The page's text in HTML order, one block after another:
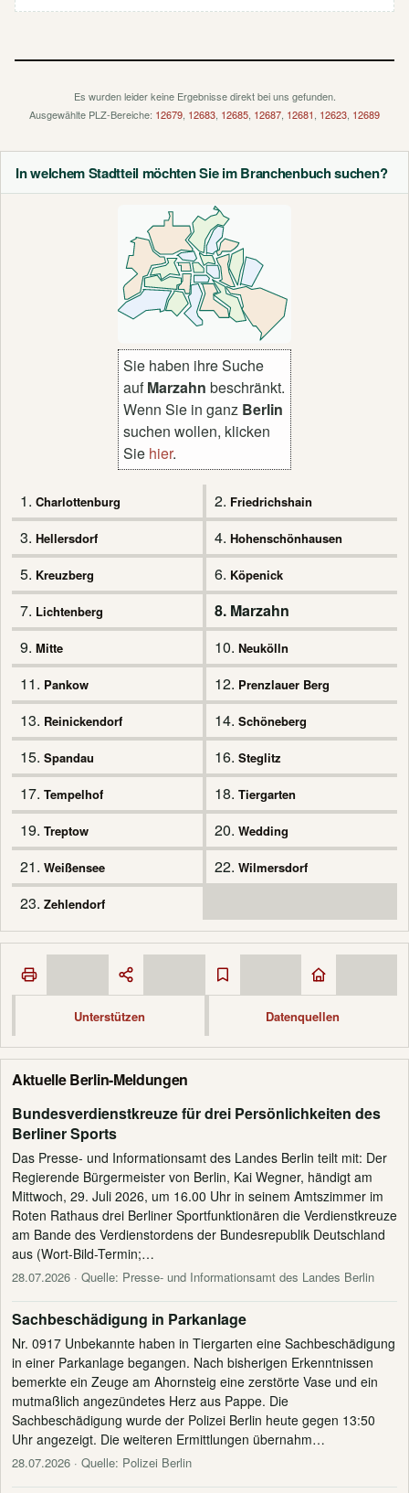
In welchem Stadtteil möchten Sie im Branchenbuch suchen?
Sie haben ihre Suche
aufMarzahn beschränkt.
Wenn Sie in ganz Berlin
suchen wollen, klicken
Sie hier.
1. Charlottenburg 2. Friedrichshain
3. Hellersdorf 4. Hohenschönhausen
5. Kreuzberg 6. Köpenick
7. Lichtenberg
8. Marzahn
9. Mitte 10. Neukölln
11. Pankow 12. Prenzlauer Berg
13. Reinickendorf 14. Schöneberg
15. Spandau 16. Steglitz
17. Tempelhof 18. Tiergarten
19. Treptow 20. Wedding
21. Weißensee 22. Wilmersdorf
23. Zehlendorf
Unterstützen Datenquellen
Aktuelle Berlin-Meldungen
Bundesverdienstkreuze für drei Persönlichkeiten des
Berliner Sports
Das Presse- und Informationsamt des Landes Berlin teilt mit: Der
Regierende Bürgermeister von Berlin, Kai Wegner, händigt am
Mittwoch, 29. Juli 2026, um 16.00 Uhr in seinem Amtszimmer im
Roten Rathaus drei Berliner Sportfunktionären die Verdienstkreuze
am Bande des Verdienstordens der Bundesrepublik Deutschland
aus (Wort-Bild-Termin;…
28.07.2026 · Quelle: Presse- und Informationsamt des Landes Berlin
Sachbeschädigung in Parkanlage
Nr. 0917 Unbekannte haben in Tiergarten eine Sachbeschädigung
in einer Parkanlage begangen. Nach bisherigen Erkenntnissen
bemerkte ein Zeuge am Ahornsteig eine zerstörte Vase und ein
mutmaßlich angezündetes Herz aus Pappe. Die
Sachbeschädigung wurde der Polizei Berlin heute gegen 13:50
Uhr angezeigt. Die weiteren Ermittlungen übernahm…
28.07.2026 · Quelle: Polizei Berlin
Es wurden leider keine Ergebnisse direkt bei uns gefunden.
Ausgewählte PLZ-Bereiche: 12679 12683 12685 12687 12681 12623 12689